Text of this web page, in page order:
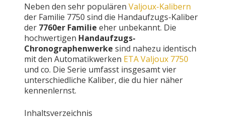
Neben den sehr populären Valjoux-Kalibern
der Familie 7750 sind die Handaufzugs-Kaliber
der 7760er Familie eher unbekannt. Die
hochwertigen Handaufzugs-
Chronographenwerke sind nahezu identisch
mit den Automatikwerken ETA Valjoux 7750
und co. Die Serie umfasst insgesamt vier
unterschiedliche Kaliber, die du hier näher
kennenlernst.
Inhaltsverzeichnis